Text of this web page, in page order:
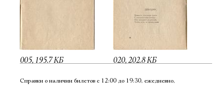
005, 195.7 КБ 020, 202.8 КБ
Справки о наличии билетов с 12:00 до 19:30, ежедневно,